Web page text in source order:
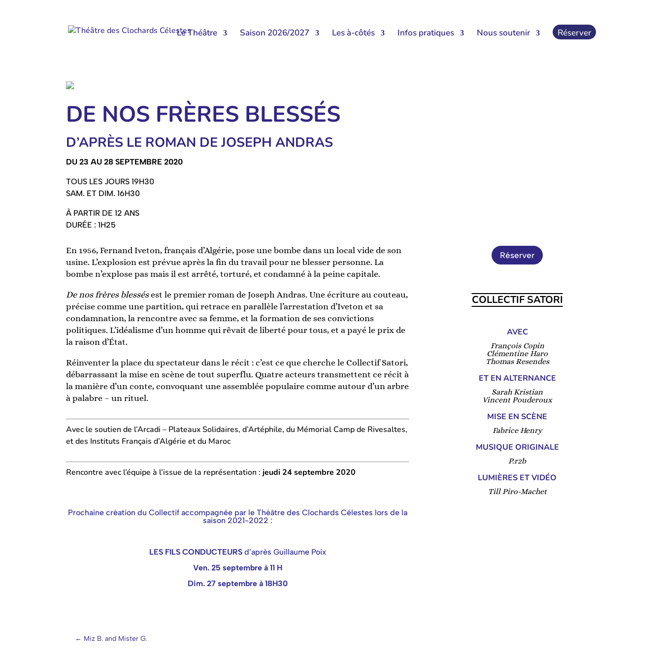
Le Théâtre Saison 2026/2027 Les à-côtés Infos pratiques Nous soutenir Réserver
DE NOS FRÈRES BLESSÉS
D’APRÈS LE ROMAN DE JOSEPH ANDRAS
DU 23 AU 28 SEPTEMBRE 2020
TOUS LES JOURS 19H30
SAM. ET DIM. 16H30
À PARTIR DE 12 ANS
DURÉE : 1H25
En 1956, Fernand Iveton, français d’Algérie, pose une bombe dans un local vide de son
usine. L’explosion est prévue après la fin du travail pour ne blesser personne. La
bombe n’explose pas mais il est arrêté, torturé, et condamné à la peine capitale.
De nos frères blessésest le premier roman de Joseph Andras. Une écriture au couteau,
précise comme une partition, qui retrace en parallèle l’arrestation d’Iveton et sa
condamnation, la rencontre avec sa femme, et la formation de ses convictions
politiques. L’idéalisme d’un homme qui rêvait de liberté pour tous, et a payé le prix de
la raison d’État.
Réinventer la place du spectateur dans le récit : c’est ce que cherche le Collectif Satori,
débarrassant la mise en scène de tout superflu. Quatre acteurs transmettent ce récit à
la manière d’un conte, convoquant une assemblée populaire comme autour d’un arbre
à palabre – un rituel.
Avec le soutien de l’Arcadi – Plateaux Solidaires, d’Artéphile, du Mémorial Camp de Rivesaltes,
et des Instituts Français d’Algérie et du Maroc
Rencontre avec l’équipe à l’issue de la représentation : jeudi 24 septembre 2020
Prochaine création du Collectif accompagnée par le Théâtre des Clochards Célestes lors de la
saison 2021-2022 :
LES FILS CONDUCTEURS d’après Guillaume Poix
Ven. 25 septembre à 11 H
Dim. 27 septembre à 18H30
Réserver
COLLECTIF SATORI
AVEC
François Copin
Clémentine Haro
Thomas Resendes
ET EN ALTERNANCE
Sarah Kristian
Vincent Pouderoux
MISE EN SCÈNE
Fabrice Henry
MUSIQUE ORIGINALE
P.r2b
LUMIÈRES ET VIDÉO
Till Piro-Machet
← Miz B. and Mister G.